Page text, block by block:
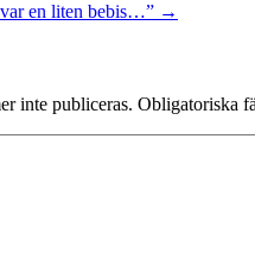
en liten bebis…” →
inte publiceras. Obligatoriska